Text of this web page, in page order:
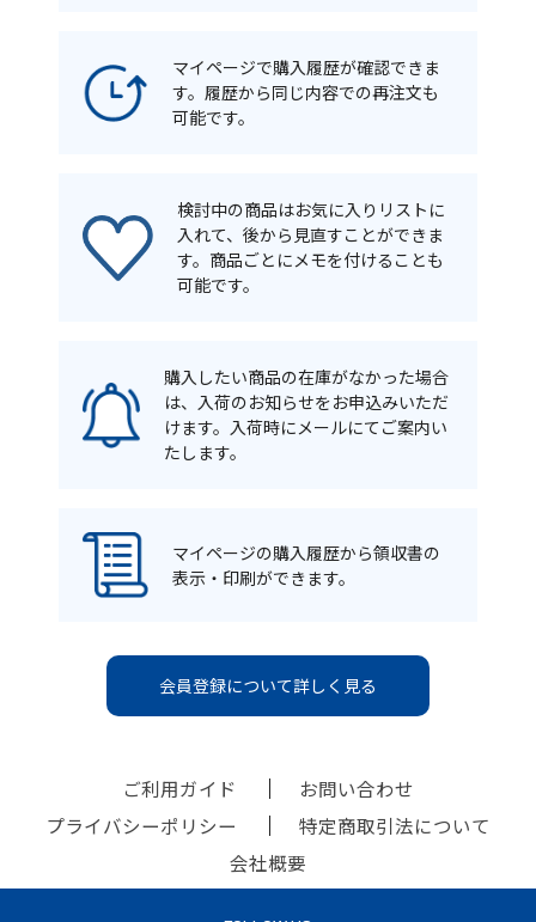
マイページで購入履歴が確認できま
す。履歴から同じ内容での再注文も
可能です。
検討中の商品はお気に入りリストに
入れて、後から見直すことができま
す。商品ごとにメモを付けることも
可能です。
購入したい商品の在庫がなかった場合
は、入荷のお知らせをお申込みいただ
けます。入荷時にメールにてご案内い
たします。
マイページの購入履歴から領収書の
表示・印刷ができます。
会員登録について詳しく見る
ご利用ガイド
お問い合わせ
プライバシーポリシー
特定商取引法について
会社概要